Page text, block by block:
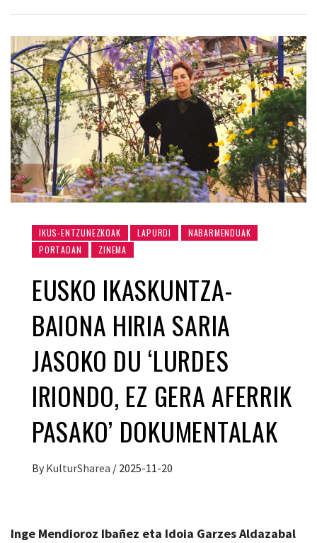
IKUS-ENTZUNEZKOAK LAPURDI
NABARMENDUAK
PORTADAN
ZINEMA
EUSKO IKASKUNTZA-
BAIONA HIRIA SARIA
JASOKO DU ‘LURDES
IRIONDO, EZ GERA AFERRIK
PASAKO’ DOKUMENTALAK
By KulturSharea / 2025-11-20
Inge Mendioroz Ibañez eta Idoia Garzes Aldazabal